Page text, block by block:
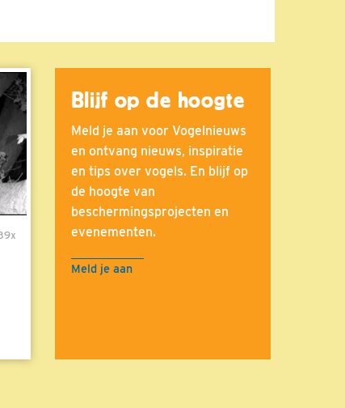
Blijf op de hoogte
Meld je aan voor Vogelnieuws
en ontvang nieuws, inspiratie
en tips over vogels. En blijf op
de hoogte van
beschermingsprojecten en
evenementen.
Meld je aan